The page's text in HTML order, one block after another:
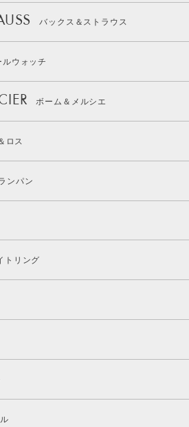
バックス＆ストラウス
ルウォッチ
ボーム＆メルシエ
ロス
ンパン
トリング